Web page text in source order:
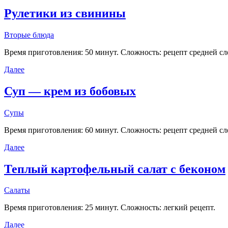
Рулетики из свинины
Вторые блюда
Время приготовления: 50 минут. Сложность: рецепт средней
Далее
Суп — крем из бобовых
Супы
Время приготовления: 60 минут. Сложность: рецепт средней
Далее
Теплый картофельный салат с беконом
Салаты
Время приготовления: 25 минут. Сложность: легкий рецепт.
Далее